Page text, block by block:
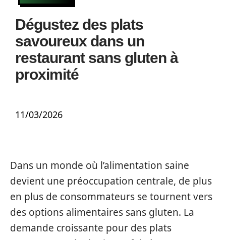
Dégustez des plats
savoureux dans un
restaurant sans gluten à
proximité
11/03/2026
Dans un monde où l’alimentation saine
devient une préoccupation centrale, de plus
en plus de consommateurs se tournent vers
des options alimentaires sans gluten. La
demande croissante pour des plats